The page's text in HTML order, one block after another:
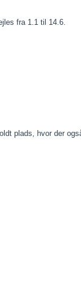
fra 1.1 til 14.6.
plads, hvor der